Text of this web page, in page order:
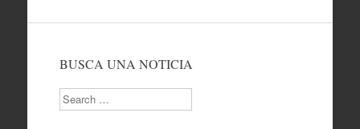
BUSCA UNA NOTICIA
Search